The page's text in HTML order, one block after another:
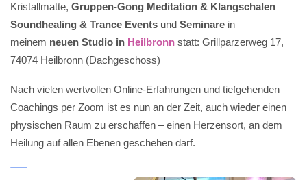
Kristallmatte, Gruppen-Gong Meditation & Klangschalen
Soundhealing & Trance Events und Seminare in
meinem neuen Studio in Heilbronn statt: Grillparzerweg 17,
74074 Heilbronn (Dachgeschoss)
Nach vielen wertvollen Online-Erfahrungen und tiefgehenden
Coachings per Zoom ist es nun an der Zeit, auch wieder einen
physischen Raum zu erschaffen – einen Herzensort, an dem
Heilung auf allen Ebenen geschehen darf.